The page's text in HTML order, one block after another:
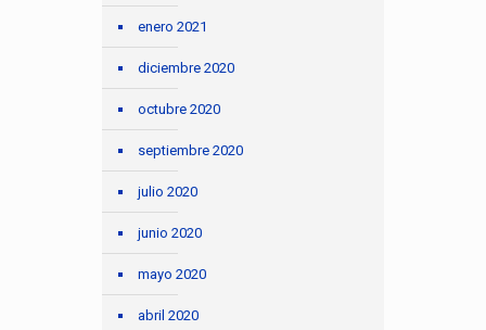
enero 2021
diciembre 2020
octubre 2020
septiembre 2020
julio 2020
junio 2020
mayo 2020
abril 2020